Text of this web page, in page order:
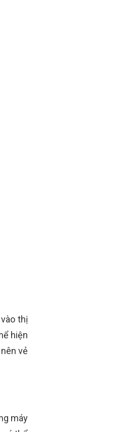
thị
hiện
vẻ
máy